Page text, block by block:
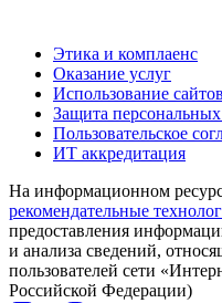
Этика и комплаенс
Оказание услуг
Использование сайтов
Защита
Пользовательское
ИТ аккредитация
На информационном
рекомендательные
предоставления
и анализа сведений,
пользователей сети
Российской Федерации)